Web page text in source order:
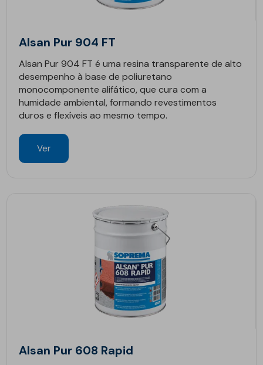
Alsan Pur 904 FT
Alsan Pur 904 FT é uma resina transparente de alto
desempenho à base de poliuretano
monocomponente alifático, que cura com a
humidade ambiental, formando revestimentos
duros e flexíveis ao mesmo tempo.
Ver
Alsan Pur 608 Rapid